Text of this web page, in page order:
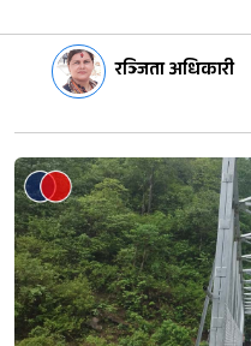
रञ्जिता अधिकारी